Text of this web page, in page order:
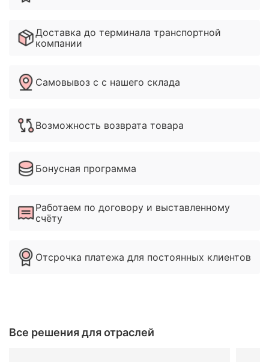
Доставка до терминала транспортной
компании
Самовывоз с с нашего склада
Возможность возврата товара
Бонусная программа
Работаем по договору и выставленному
счёту
Отсрочка платежа для постоянных клиентов
Все решения для отраслей